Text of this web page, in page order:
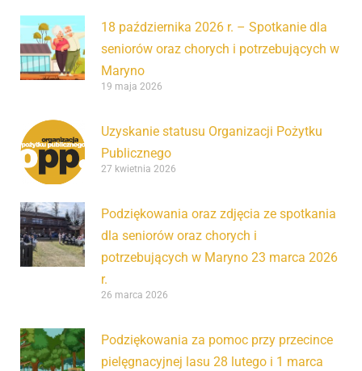
18 października 2026 r. – Spotkanie dla
seniorów oraz chorych i potrzebujących w
Maryno
19 maja 2026
Uzyskanie statusu Organizacji Pożytku
Publicznego
27 kwietnia 2026
Podziękowania oraz zdjęcia ze spotkania
dla seniorów oraz chorych i
potrzebujących w Maryno 23 marca 2026
r.
26 marca 2026
Podziękowania za pomoc przy przecince
pielęgnacyjnej lasu 28 lutego i 1 marca